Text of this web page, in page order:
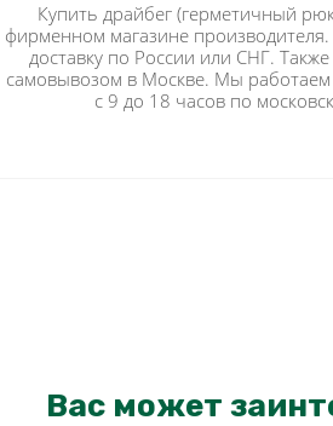
Купить драйбег (герметичный
фирменном магазине
доставку по России или СНГ.
самовывозом в Москве. Мы работаем
с 9 до 18 часов по
Вас может